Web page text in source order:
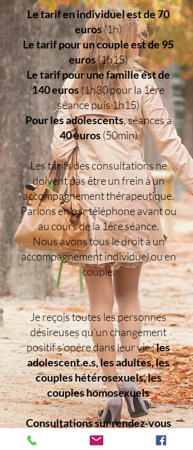
Le tarif en individuel est de 70
euros(1h)
Le tarif pour un couple est de 95
euros(1h15)
Le tarif pour une famille est de
140 euros(1h30 pour la 1ère
séance puis 1h15)
​Pour les adolescents, séances à
40 euros(50min)
Les tarifs des consultations ne
doivent pas être un frein à un
accompagnement thérapeutique.
Parlons en par téléphone avant ou
au cours de la 1ère séance.
Nous avons tous le droit à un
accompagnement individuel ou en
couple.
Je reçois toutes les personnes
désireuses qu’un changement
positif s’opère dans leur vie :les
adolescent.e.s, les adultes, les
couples hétérosexuels, les
couples homosexuels
Consultations sur rendez-vous
au Pôle La Croisée à Trévoux